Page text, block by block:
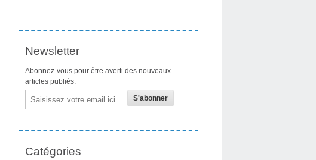
Newsletter
Abonnez-vous pour être averti des nouveaux
articles publiés.
Email
Catégories